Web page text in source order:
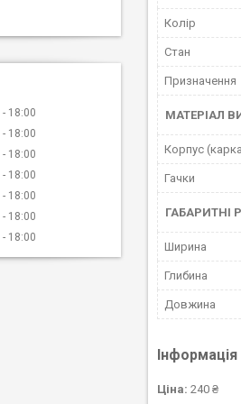
Колір
Стан
Призначення
МАТЕРІАЛ
Корпус
Гачки
ГАБАРИТНІ
Ширина
Глибина
Довжина
Ціна: 240 ₴
18:00
18:00
18:00
18:00
18:00
18:00
18:00